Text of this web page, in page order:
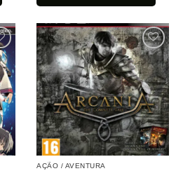
AÇÃO / AVENTURA